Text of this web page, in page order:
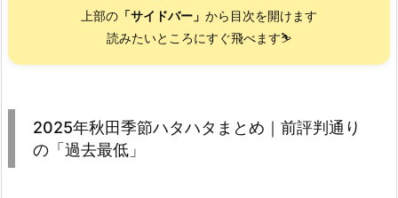
上部の 「サイドバー」 から目次を開けます
読みたいところにすぐ飛べます⛷️
2025年秋田季節ハタハタまとめ｜前評判通り
の「過去最低」